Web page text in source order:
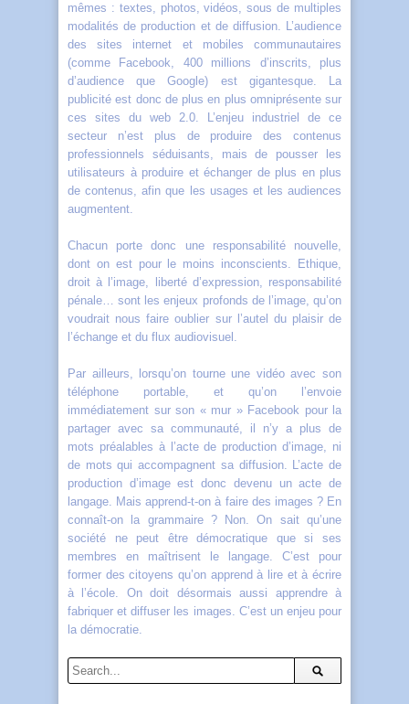
mêmes : textes, photos, vidéos, sous de multiples
modalités de production et de diffusion. L’audience
des sites internet et mobiles communautaires
(comme Facebook, 400 millions d’inscrits, plus
d’audience que Google) est gigantesque. La
publicité est donc de plus en plus omniprésente sur
ces sites du web 2.0. L’enjeu industriel de ce
secteur n’est plus de produire des contenus
professionnels séduisants, mais de pousser les
utilisateurs à produire et échanger de plus en plus
de contenus, afin que les usages et les audiences
augmentent.
Chacun porte donc une responsabilité nouvelle,
dont on est pour le moins inconscients. Ethique,
droit à l’image, liberté d’expression, responsabilité
pénale… sont les enjeux profonds de l’image, qu’on
voudrait nous faire oublier sur l’autel du plaisir de
l’échange et du flux audiovisuel.
Par ailleurs, lorsqu’on tourne une vidéo avec son
téléphone portable, et qu’on l’envoie
immédiatement sur son « mur » Facebook pour la
partager avec sa communauté, il n’y a plus de
mots préalables à l’acte de production d’image, ni
de mots qui accompagnent sa diffusion. L’acte de
production d’image est donc devenu un acte de
langage. Mais apprend-t-on à faire des images ? En
connaît-on la grammaire ? Non. On sait qu’une
société ne peut être démocratique que si ses
membres en maîtrisent le langage. C’est pour
former des citoyens qu’on apprend à lire et à écrire
à l’école. On doit désormais aussi apprendre à
fabriquer et diffuser les images. C’est un enjeu pour
la démocratie.